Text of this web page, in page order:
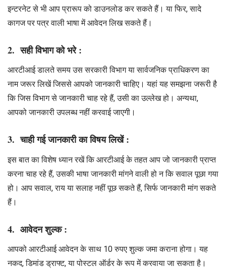
इन्टरनेट से भी आप प्रारूप को डाउनलोड कर सकते हैं। या फिर, सादे
कागज पर पत्र वाली भाषा में आवेदन लिख सकते हैं।
2. सही विभाग को भरे :
आरटीआई डालते समय उस सरकारी विभाग या सार्वजनिक प्राधिकरण का
नाम जरूर लिखें जिससे आपको जानकारी चाहिए। यहां य​ह समझना जरूरी है
कि जिस विभाग से जानकारी चाह रहे हैं, उसी का उल्लेख हो। अन्यथा,
आपको जानकारी उपलब्ध नहीं करवाई जाएगी।
3. चाही गई जानकारी का विषय लिखें :
इस बात का विशेष ध्यान रखें कि आरटीआई के तहत आप जो जानकारी प्राप्त
करना चाह रहे हैं, उसकी भाषा जानकारी मांगने वाली हो न कि सवाल पूछा गया
हो। आप सवाल, राय या सलाह नहीं पूछ सकते हैं, सिर्फ जानकारी मांग सकते
हैं।
4. आवेदन शुल्क :
आपको आरटीआई आवेदन के साथ 10 रुपए शुल्क जमा कराना होगा। यह
नकद, डिमांड ड्राफ्ट, या पोस्टल ऑर्डर के रूप में करवाया जा सकता है।